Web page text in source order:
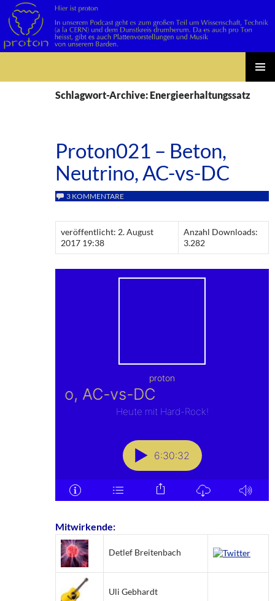
MENÜ
Schlagwort-Archive: Energieerhaltungssatz
Proton021 – Beton,
Neutrino, AC-vs-DC
3 KOMMENTARE
veröffentlicht: 2. August
2017 19:38
Anzahl Downloads:
3.282
Mitwirkende:
Detlef Breitenbach
Uli Gebhardt